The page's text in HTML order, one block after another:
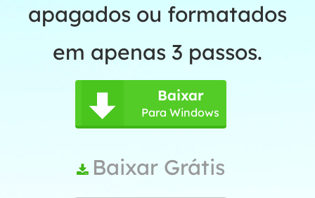
apagados ou formatados
em apenas 3 passos.
 Baixar
Para Windows
 Baixar Grátis